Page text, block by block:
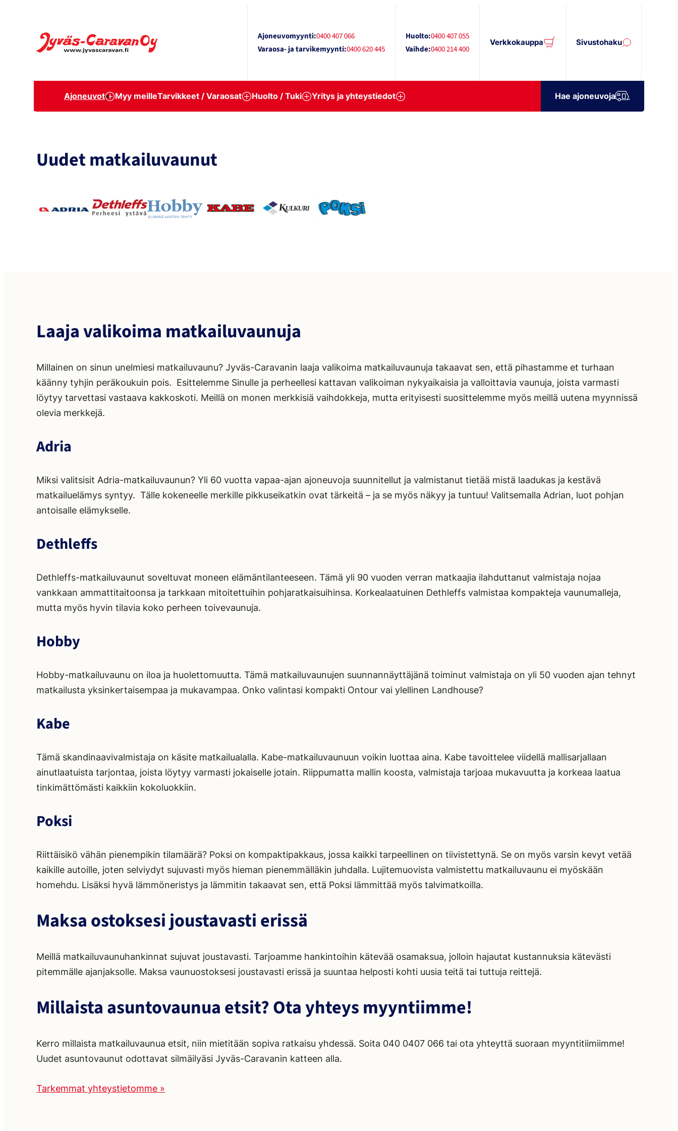
sisältöön
Jyväs-Caravan Oy Ajoneuvomyynti:0400 407 066
Varaosa- ja tarvikemyynti:0400 620 445
Huolto:0400 407 055
Vaihde:0400 214 400
Verkkokauppa Sivustohaku
Ajoneuvot Myy meilleTarvikkeet / Varaosat Huolto / Tuki Yritys ja yhteystiedot Hae ajoneuvoja
Uudet matkailuvaunut
Laaja valikoima matkailuvaunuja
Millainen on sinun unelmiesi matkailuvaunu? Jyväs-Caravanin laaja valikoima matkailuvaunuja takaavat sen, että pihastamme et turhaan
käänny tyhjin peräkoukuin pois. Esittelemme Sinulle ja perheellesi kattavan valikoiman nykyaikaisia ja valloittavia vaunuja, joista varmasti
löytyy tarvettasi vastaava kakkoskoti. Meillä on monen merkkisiä vaihdokkeja, mutta erityisesti suosittelemme myös meillä uutena myynnissä
olevia merkkejä.
Adria
Miksi valitsisit Adria-matkailuvaunun? Yli 60 vuotta vapaa-ajan ajoneuvoja suunnitellut ja valmistanut tietää mistä laadukas ja kestävä
matkailuelämys syntyy. Tälle kokeneelle merkille pikkuseikatkin ovat tärkeitä – ja se myös näkyy ja tuntuu! Valitsemalla Adrian, luot pohjan
antoisalle elämykselle.
Dethleffs
Dethleffs-matkailuvaunut soveltuvat moneen elämäntilanteeseen. Tämä yli 90 vuoden verran matkaajia ilahduttanut valmistaja nojaa
vankkaan ammattitaitoonsa ja tarkkaan mitoitettuihin pohjaratkaisuihinsa. Korkealaatuinen Dethleffs valmistaa kompakteja vaunumalleja,
mutta myös hyvin tilavia koko perheen toivevaunuja.
Hobby
Hobby-matkailuvaunu on iloa ja huolettomuutta. Tämä matkailuvaunujen suunnannäyttäjänä toiminut valmistaja on yli 50 vuoden ajan tehnyt
matkailusta yksinkertaisempaa ja mukavampaa. Onko valintasi kompakti Ontour vai ylellinen Landhouse?
Kabe
Tämä skandinaavivalmistaja on käsite matkailualalla. Kabe-matkailuvaunuun voikin luottaa aina. Kabe tavoittelee viidellä mallisarjallaan
ainutlaatuista tarjontaa, joista löytyy varmasti jokaiselle jotain. Riippumatta mallin koosta, valmistaja tarjoaa mukavuutta ja korkeaa laatua
tinkimättömästi kaikkiin kokoluokkiin.
Poksi
Riittäisikö vähän pienempikin tilamäärä? Poksi on kompaktipakkaus, jossa kaikki tarpeellinen on tiivistettynä. Se on myös varsin kevyt vetää
kaikille autoille, joten selviydyt sujuvasti myös hieman pienemmälläkin juhdalla. Lujitemuovista valmistettu matkailuvaunu ei myöskään
homehdu. Lisäksi hyvä lämmöneristys ja lämmitin takaavat sen, että Poksi lämmittää myös talvimatkoilla.
Maksa ostoksesi joustavasti erissä
Meillä matkailuvaunuhankinnat sujuvat joustavasti. Tarjoamme hankintoihin kätevää osamaksua, jolloin hajautat kustannuksia kätevästi
pitemmälle ajanjaksolle. Maksa vaunuostoksesi joustavasti erissä ja suuntaa helposti kohti uusia teitä tai tuttuja reittejä.
Millaista asuntovaunua etsit? Ota yhteys myyntiimme!
Kerro millaista matkailuvaunua etsit, niin mietitään sopiva ratkaisu yhdessä. Soita 040 0407 066 tai ota yhteyttä suoraan myyntitiimiimme!
Uudet asuntovaunut odottavat silmäilyäsi Jyväs-Caravanin katteen alla.
Tarkemmat yhteystietomme »